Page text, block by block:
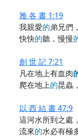
雅 各 書 1:19
我親愛的弟兄們
快快的聽，慢慢
創 世 記 7:21
凡在地上有血肉
爬在地上的昆蟲
以 西 結 書 47:9
這河水所到之處
流來的水必有極